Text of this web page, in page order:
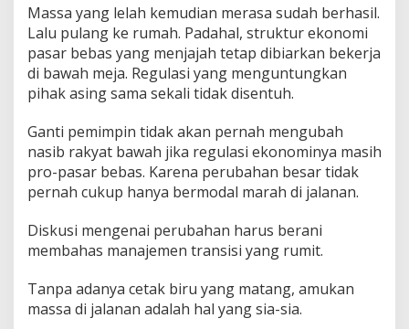
Massa yang lelah kemudian merasa sudah berhasil.
Lalu pulang ke rumah. Padahal, struktur ekonomi
pasar bebas yang menjajah tetap dibiarkan bekerja
di bawah meja. Regulasi yang menguntungkan
pihak asing sama sekali tidak disentuh.
Ganti pemimpin tidak akan pernah mengubah
nasib rakyat bawah jika regulasi ekonominya masih
pro-pasar bebas. Karena perubahan besar tidak
pernah cukup hanya bermodal marah di jalanan.
Diskusi mengenai perubahan harus berani
membahas manajemen transisi yang rumit.
Tanpa adanya cetak biru yang matang, amukan
massa di jalanan adalah hal yang sia-sia.